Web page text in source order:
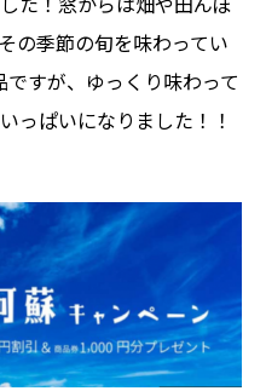
の季節の旬を味わってい
すが、ゆっくり味わって
っぱいになりました！！